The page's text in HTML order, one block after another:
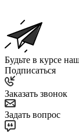
Будьте в курсе
Подписаться
Заказать звонок
Задать вопрос